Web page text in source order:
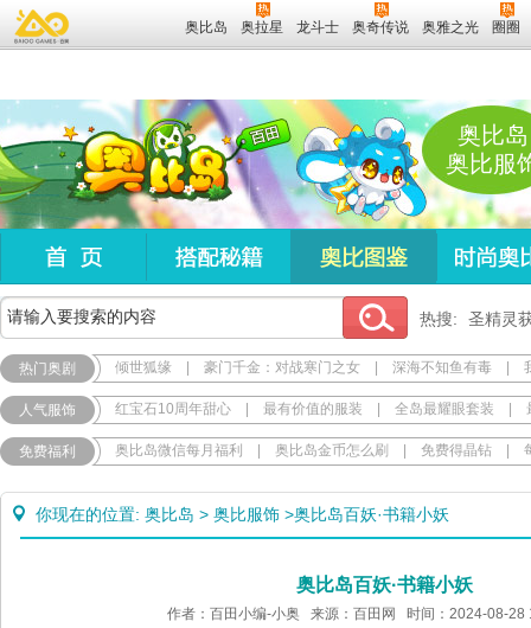
奥比岛 奥拉星 龙斗士 奥奇传说 奥雅之光 圈圈
奥比岛
奥比服
热搜: 圣精灵
热门奥剧 倾世狐缘 豪门千金：对战寒门之女 深海不知鱼有毒
人气服饰 红宝石10周年甜心 最有价值的服装 全岛最耀眼套装
免费福利 奥比岛微信每月福利 奥比岛金币怎么刷 免费得晶钻
你现在的位置: 奥比岛 > 奥比服饰 >奥比岛百妖·书籍小妖
奥比岛百妖·书籍小妖
作者：百田小编-小奥 来源：百田网 时间：2024-08-